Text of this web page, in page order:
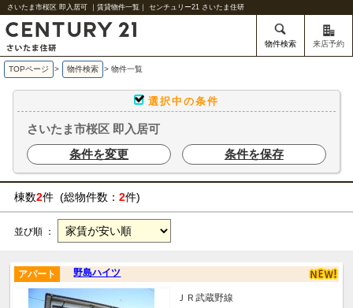
さいたま市桜区 即入居可 ｜賃貸物件一覧｜ センチュリー21 さいたま住研
物件検索 来店予約
TOPページ > 物件検索 > 物件一覧
選択中の条件
さいたま市桜区 即入居可
条件を変更
条件を保存
棟数2件 (総物件数： 2件)
並び順 ：
野島ハイツ
アパート
ＪＲ武蔵野線